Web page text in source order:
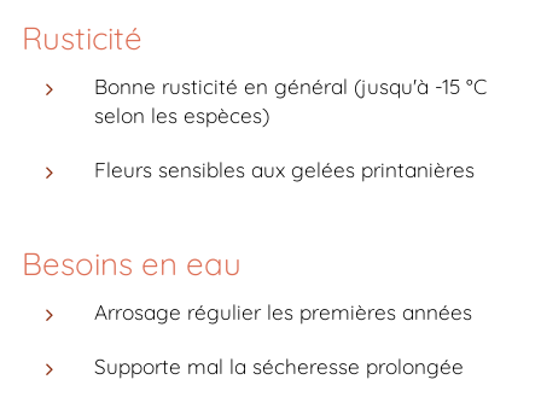
Rusticité
Bonne rusticité en général (jusqu'à -15 °C
selon les espèces)
Fleurs sensibles aux gelées printanières
Besoins en eau
Arrosage régulier les premières années
Supporte mal la sécheresse prolongée